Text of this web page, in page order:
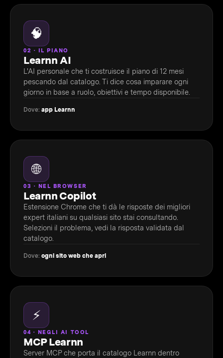
🧠
02 · IL PIANO
Learnn AI
L'AI personale che ti costruisce il piano di 12 mesi
pescando dal catalogo. Ti dice cosa imparare ogni
giorno in base a ruolo, obiettivi e tempo disponibile.
Dove: app Learnn
🌐
03 · NEL BROWSER
Learnn Copilot
Estensione Chrome che ti dà le risposte dei migliori
expert italiani su qualsiasi sito stai consultando.
Selezioni il problema, vedi la risposta validata dal
catalogo.
Dove: ogni sito web che apri
⚡
04 · NEGLI AI TOOL
MCP Learnn
Server MCP che porta il catalogo Learnn dentro